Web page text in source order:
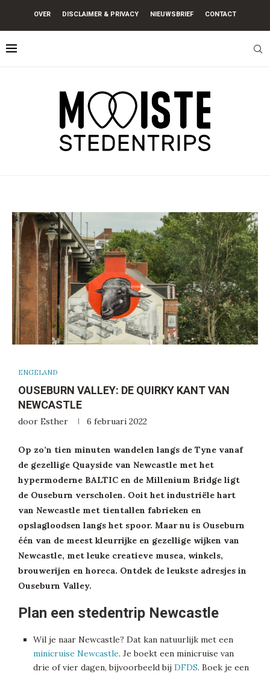
OVER DISCLAIMER & PRIVACY NIEUWSBRIEF CONTACT
ENGELAND
OUSEBURN VALLEY: DE QUIRKY KANT VAN
NEWCASTLE
door Esther 6 februari 2022
Op zo’n tien minuten wandelen langs de Tyne vanaf
de gezellige Quayside van Newcastle met het
hypermoderne BALTIC en de Millenium Bridge ligt
de Ouseburn verscholen. Ooit het industriële hart
van Newcastle met tientallen fabrieken en
opslagloodsen langs het spoor. Maar nu is Ouseburn
één van de meest kleurrijke en gezellige wijken van
Newcastle, met leuke creatieve musea, winkels,
brouwerijen en horeca. Ontdek de leukste adresjes in
Ouseburn Valley.
Plan een stedentrip Newcastle
Wil je naar Newcastle? Dat kan natuurlijk met een
minicruise Newcastle. Je boekt een minicruise van
drie of vier dagen, bijvoorbeeld bij DFDS. Boek je een